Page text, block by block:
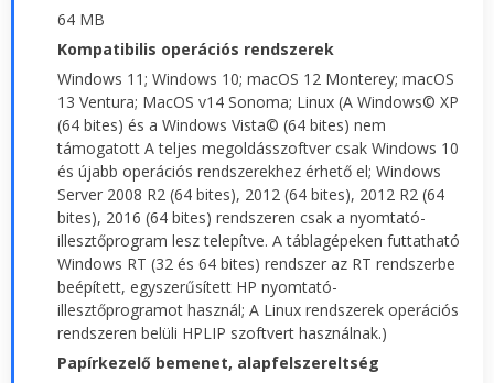
64 MB
Kompatibilis operációs rendszerek
Windows 11; Windows 10; macOS 12 Monterey; macOS
13 Ventura; MacOS v14 Sonoma; Linux (A Windows© XP
(64 bites) és a Windows Vista© (64 bites) nem
támogatott A teljes megoldásszoftver csak Windows 10
és újabb operációs rendszerekhez érhető el; Windows
Server 2008 R2 (64 bites), 2012 (64 bites), 2012 R2 (64
bites), 2016 (64 bites) rendszeren csak a nyomtató-
illesztőprogram lesz telepítve. A táblagépeken futtatható
Windows RT (32 és 64 bites) rendszer az RT rendszerbe
beépített, egyszerűsített HP nyomtató-
illesztőprogramot használ; A Linux rendszerek operációs
rendszeren belüli HPLIP szoftvert használnak.)
Papírkezelő bemenet, alapfelszereltség